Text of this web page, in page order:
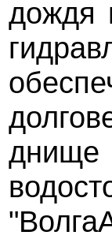
дождя
днище